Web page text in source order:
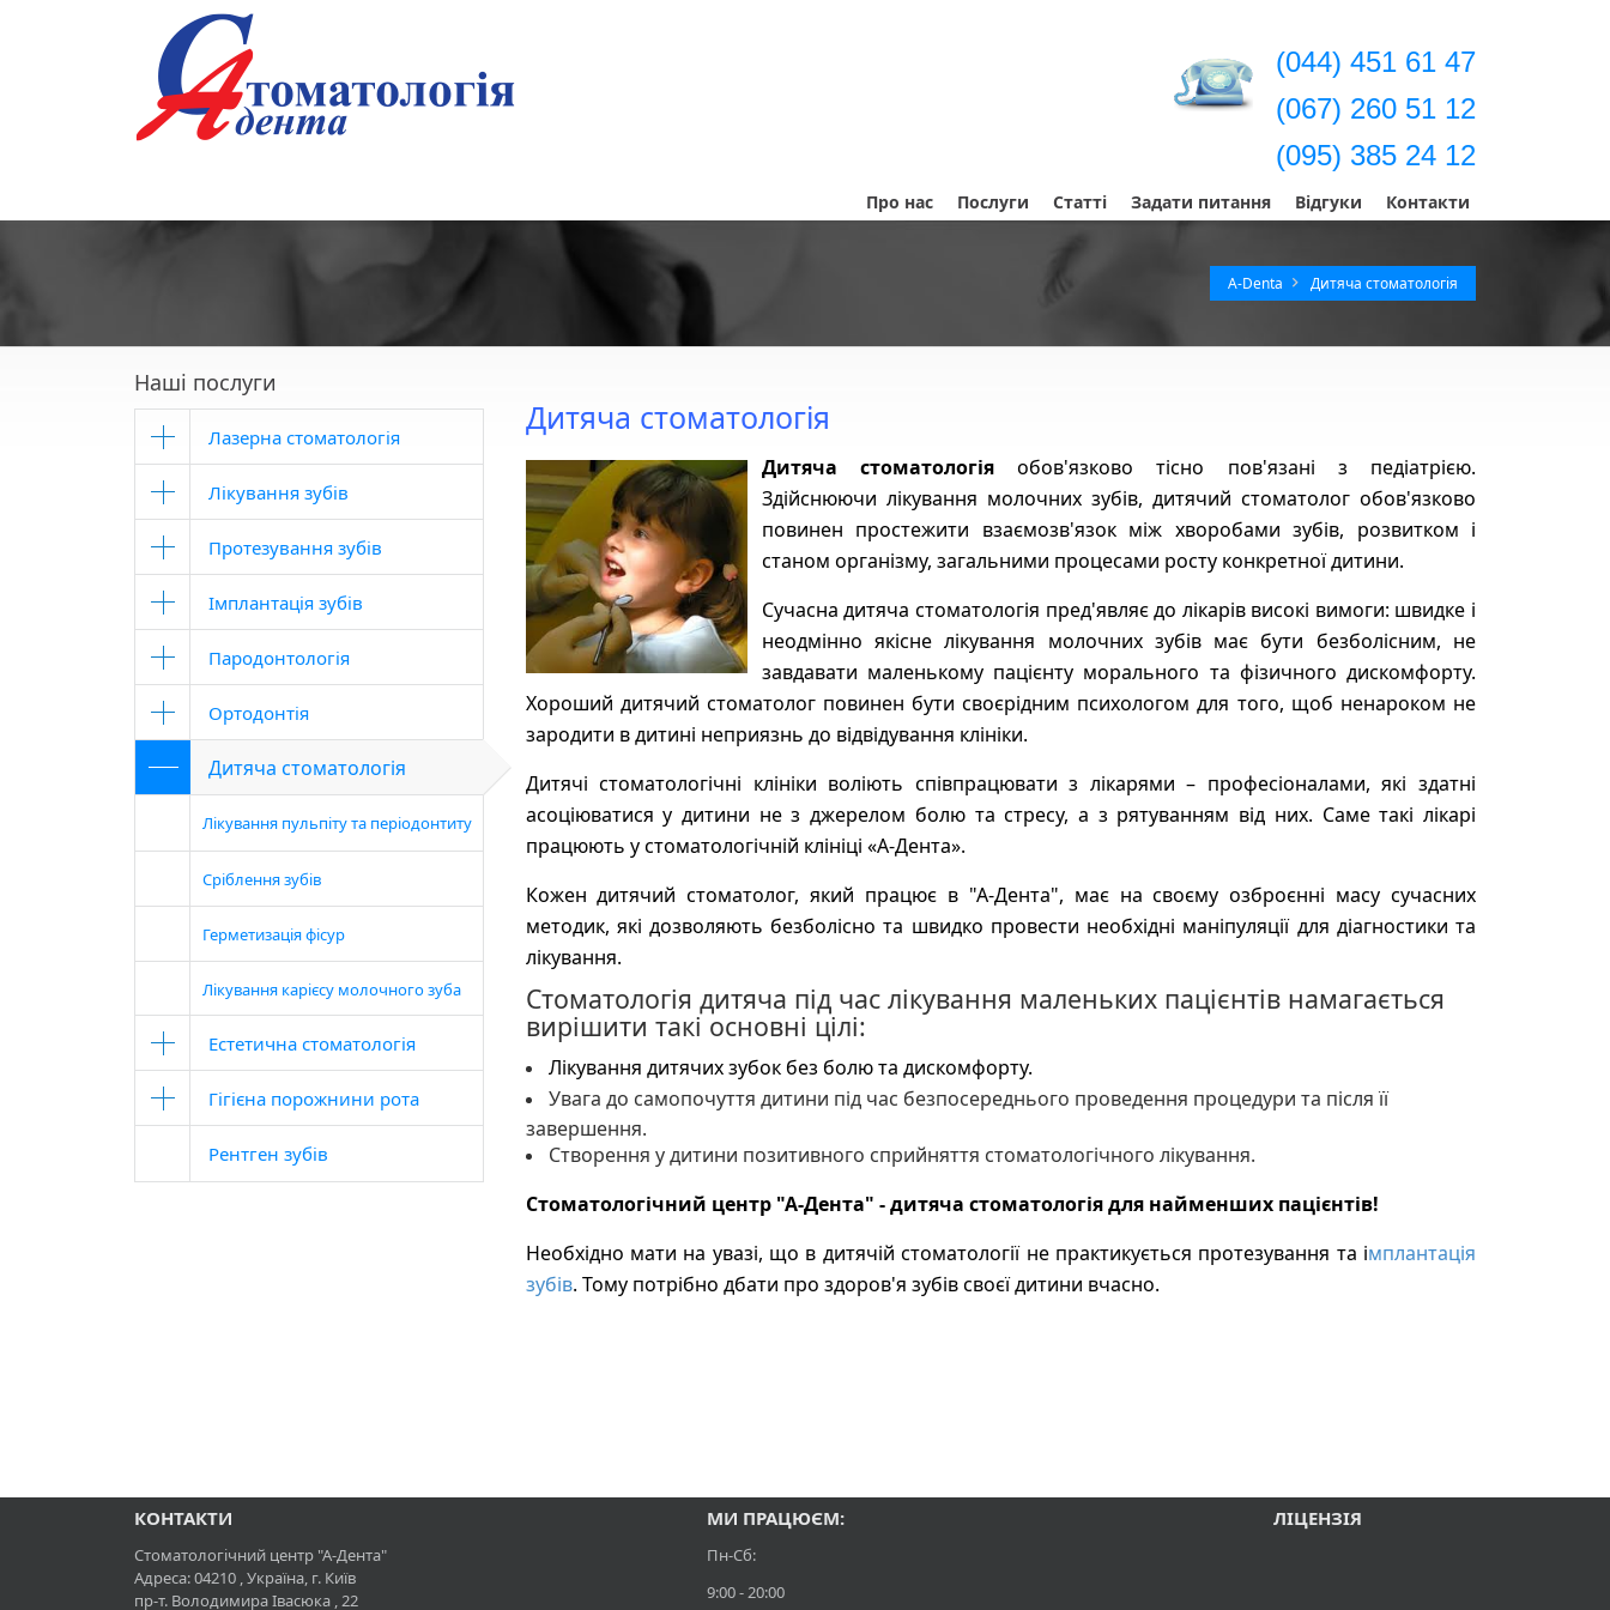
(044) 451 61 47
(067) 260 51 12
(095) 385 24 12
Про нас Послуги Статті Задати питання Відгуки Контакти
A-Denta Дитяча стоматологія
Наші послуги
Лазерна стоматологія
Лікування зубів
Протезування зубів
Імплантація зубів
Пародонтологія
Ортодонтія
Дитяча стоматологія
Лікування пульпіту та періодонтиту
Сріблення зубів
Герметизація фісур
Лікування карієсу молочного зуба
Естетична стоматологія
Гігієна порожнини рота
Рентген зубів
Дитяча стоматологія
Дитяча стоматологія обов'язково тісно пов'язані з педіатрією.
Здійснюючи лікування молочних зубів, дитячий стоматолог обов'язково
повинен простежити взаємозв'язок між хворобами зубів, розвитком і
станом організму, загальними процесами росту конкретної дитини.
Сучасна дитяча стоматологія пред'являє до лікарів високі вимоги: швидке і
неодмінно якісне лікування молочних зубів має бути безболісним, не
завдавати маленькому пацієнту морального та фізичного дискомфорту.
Хороший дитячий стоматолог повинен бути своєрідним психологом для того, щоб ненароком не
зародити в дитині неприязнь до відвідування клініки.
Дитячі стоматологічні клініки воліють співпрацювати з лікарями – професіоналами, які здатні
асоціюватися у дитини не з джерелом болю та стресу, а з рятуванням від них. Саме такі лікарі
працюють у стоматологічній клініці «А-Дента».
Кожен дитячий стоматолог, який працює в "А-Дента", має на своєму озброєнні масу сучасних
методик, які дозволяють безболісно та швидко провести необхідні маніпуляції для діагностики та
лікування.
Стоматологія дитяча під час лікування маленьких пацієнтів намагається
вирішити такі основні цілі:
Лікування дитячих зубок без болю та дискомфорту.
Увага до самопочуття дитини під час безпосереднього проведення процедури та після її
завершення.
Створення у дитини позитивного сприйняття стоматологічного лікування.
Стоматологічний центр "А-Дента" - дитяча стоматологія для найменших пацієнтів!
Необхідно мати на увазі, що в дитячій стоматології не практикується протезування та імплантація
зубів. Тому потрібно дбати про здоров'я зубів своєї дитини вчасно.
КОНТАКТИ
Стоматологічний центр "А-Дента"
Адреса:04210 , Україна, г. Київ
пр-т. Володимира Івасюка , 22
МИ ПРАЦЮЄМ:
Пн-Сб:
9:00 - 20:00
ЛІЦЕНЗІЯ